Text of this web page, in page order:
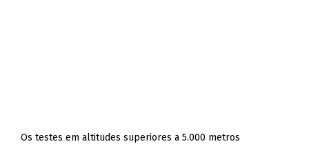
Os testes em altitudes superiores a 5.000 metros